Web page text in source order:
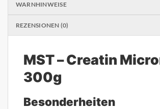
WARNHINWEISE
REZENSIONEN (0)
MST – Creatin
300g
Besonderheiten